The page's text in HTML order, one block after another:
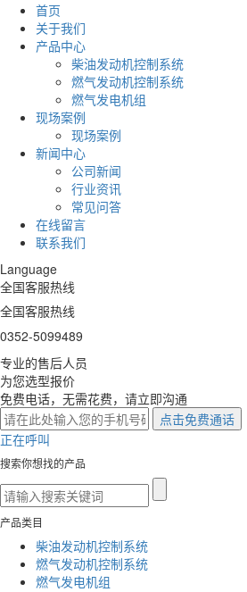
首页
关于我们
产品中心
柴油发动机控制系统
燃气发动机控制系统
燃气发电机组
现场案例
现场案例
新闻中心
公司新闻
行业资讯
常见问答
在线留言
联系我们
Language
全国客服热线
全国客服热线
0352-5099489
专业的售后人员
为您选型报价
免费电话，无需花费，请立即沟通
正在呼叫
搜索你想找的产品
产品类目
柴油发动机控制系统
燃气发动机控制系统
燃气发电机组